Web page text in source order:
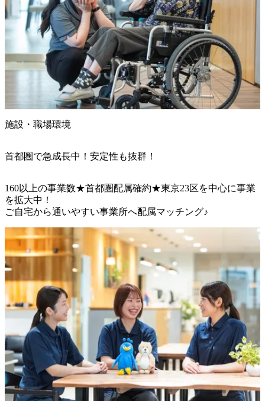
施設・職場環境
首都圏で急成長中！安定性も抜群！
160以上の事業数★首都圏配属確約★東京23区を中心に事業
を拡大中！
ご自宅から通いやすい事業所へ配属マッチング♪